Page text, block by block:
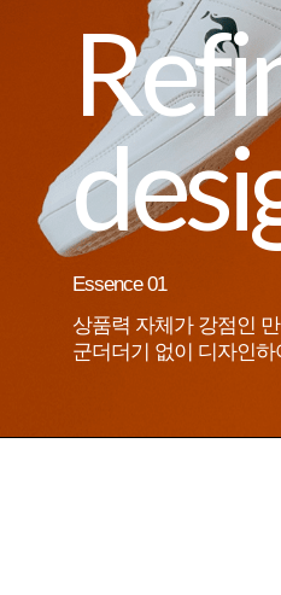
Essence 01
상품력 자체가 강점인
군더더기 없이 디자인하